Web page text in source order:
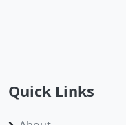
Quick Links